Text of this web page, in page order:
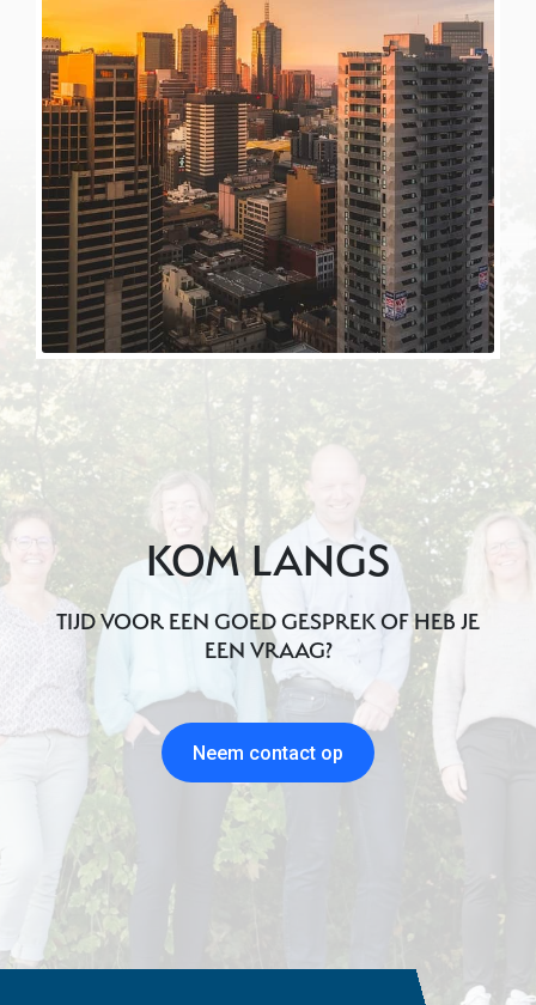
KOM LANGS
TIJD VOOR EEN GOED GESPREK OF HEB JE
EEN VRAAG?
Neem contact op